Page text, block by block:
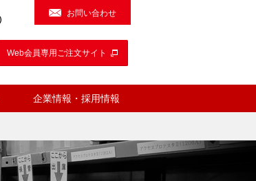
お問い合わせ
Web会員専用ご注文サイト
企業情報・採用情報